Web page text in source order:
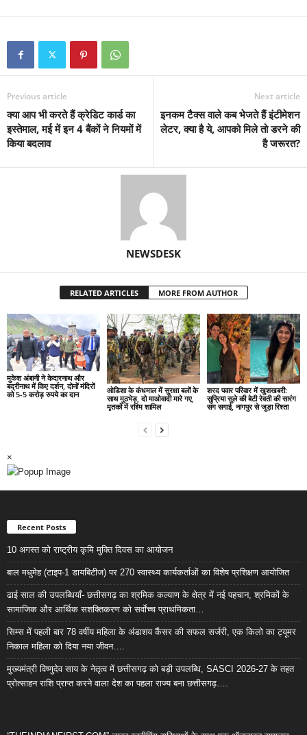
Previous article
क्या आप भी करते हैं क्रेडिट कार्ड का
इस्तेमाल, मई में इन 4 बैंकों ने नियमों में
किया बदलाव
Next article
इनकम टैक्स वाले कब भेजते हैं इंटीमेशन
लेटर, क्या है ये, आपको मिले तो डरने की
है जरूरत?
NEWSDESK
RELATED ARTICLES MORE FROM AUTHOR
मुकेश अंबानी ने केदारनाथ और
बद्रीनाथ में किए दर्शन, दोनों मंदिरों
को 5-5 करोड़ रुपये का दान
ओडिशा के कंधमाल में सुरक्षा बलों के
साथ मुठभेड़, दो माओवादी मारे गए,
मृतकों में रश्मि शामिल
शरद पवार परिवार में खुशखबरी:
सुप्रिया सुले की बेटी रेवती की सारंग
संग सगाई, नागपुर से जुड़ा रिश्ता
×
Recent Posts
10 अगस्त को राष्ट्रीय कृमि मुक्ति दिवस का आयोजन
बाल मधुमेह (टाइप-1 डायबिटीज) पर 270 स्वास्थ्य कार्यकर्ताओं का विशेष प्रशिक्षण आयोजित
ढाई साल की उपलब्धियाँ- छत्तीसगढ़ का श्रमिक कल्याण के क्षेत्र में नई पहचान, श्रमिकों के
सामाजिक और आर्थिक सशक्तिकरण को सर्वाेच्च प्राथमिकता…
सिम्स में पहली बार 78 वर्षीय महिला के अंडाशय कैंसर की सफल सर्जरी, एक किलो का ट्यूमर
निकाल महिला को दिया नया जीवन….
मुख्यमंत्री विष्णुदेव साय के नेतृत्व में छत्तीसगढ़ को बड़ी उपलब्धि, SASCI 2026-27 के तहत
प्रोत्साहन राशि प्राप्त करने वाला देश का पहला राज्य बना छत्तीसगढ़….